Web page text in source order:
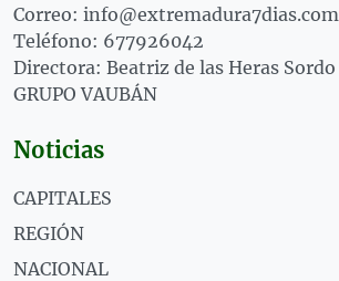
Correo: info@extremadura7dias.com
Teléfono: 677926042
Directora: Beatriz de las Heras Sordo
GRUPO VAUBÁN
Noticias
CAPITALES
REGIÓN
NACIONAL